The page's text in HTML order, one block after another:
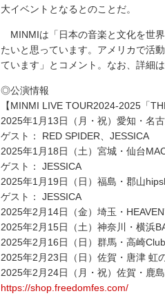
大イベントとなるとのことだ。
MINMIは「日本の音楽と文化を世
たいと思っています。アメリカで活
ています」とコメント。なお、詳細
◎公演情報
【MINMI LIVE TOUR2024-2025「
2025年1月13日（月・祝）愛知・名
ゲスト： RED SPIDER、JESSICA
2025年1月18日（土）宮城・仙台
ゲスト： JESSICA
2025年1月19日（日）福島・郡山
ゲスト： JESSICA
2025年2月14日（金）埼玉・
2025年2月15日（土）神奈川・横浜
2025年2月16日（日）群馬・高崎
2025年2月23日（日）佐賀・唐津 虹
2025年2月24日（月・祝）佐賀・鹿
https://shop.freedomfes.com/